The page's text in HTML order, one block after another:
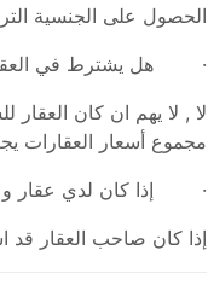
الحصول على الجنسية
· هل يشترط في العقار
لا , لا يهم ان كان
مجموع أسعار العقارات يجب أن تتجاوز
· إذا كان لدي عقار و
إذا كان صاحب العقار قد اشتراه بعد تاريخ 19/9/2018 و